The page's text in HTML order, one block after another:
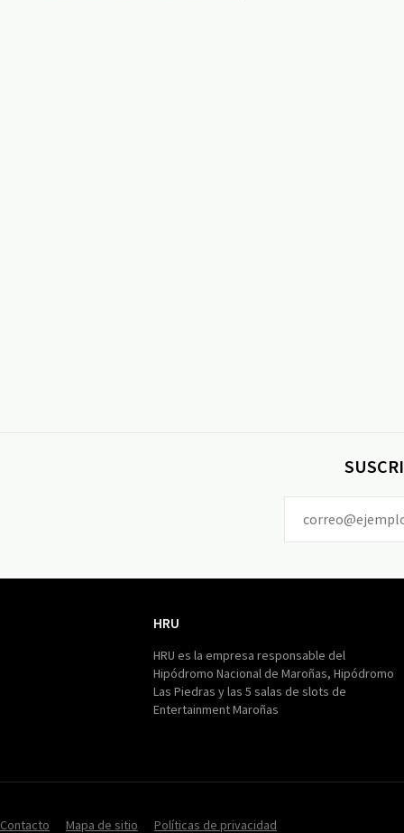
HRU
HRU es la empresa responsable del
Hipódromo Nacional de Maroñas, Hipódromo
Las Piedras y las 5 salas de slots de
Entertainment Maroñas
Contacto Mapa de sitio Políticas de privacidad